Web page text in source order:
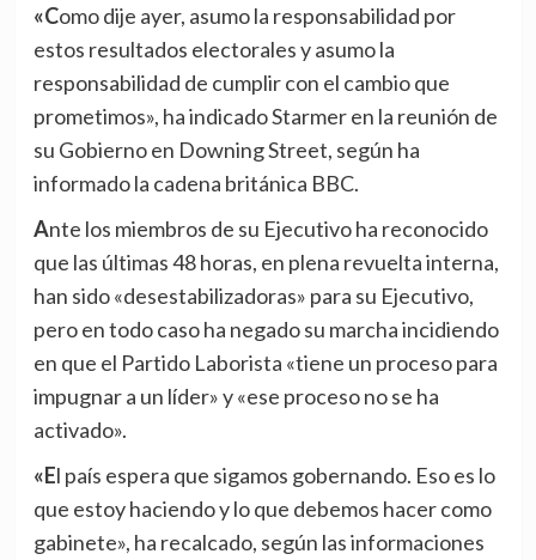
«Como dije ayer, asumo la responsabilidad por
estos resultados electorales y asumo la
responsabilidad de cumplir con el cambio que
prometimos», ha indicado Starmer en la reunión de
su Gobierno en Downing Street, según ha
informado la cadena británica BBC.
Ante los miembros de su Ejecutivo ha reconocido
que las últimas 48 horas, en plena revuelta interna,
han sido «desestabilizadoras» para su Ejecutivo,
pero en todo caso ha negado su marcha incidiendo
en que el Partido Laborista «tiene un proceso para
impugnar a un líder» y «ese proceso no se ha
activado».
«El país espera que sigamos gobernando. Eso es lo
que estoy haciendo y lo que debemos hacer como
gabinete», ha recalcado, según las informaciones